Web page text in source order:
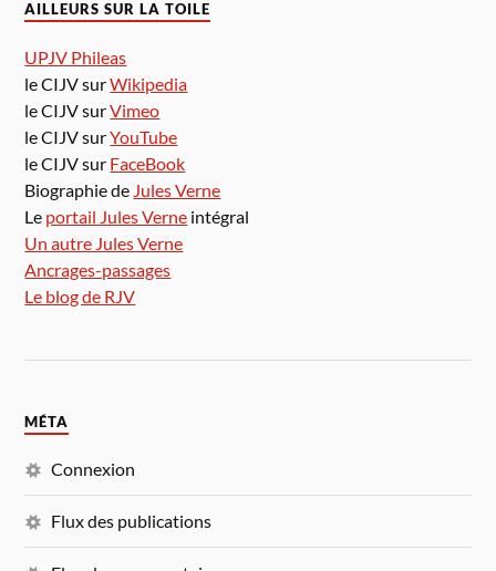
AILLEURS SUR LA TOILE
UPJV Phileas
le CIJV surWikipedia
le CIJV surVimeo
le CIJV surYouTube
le CIJV sur FaceBook
Biographie de Jules Verne
Le portail Jules Verne intégral
Un autre Jules Verne
Ancrages-passages
Le blog de RJV
MÉTA
Connexion
Flux des publications